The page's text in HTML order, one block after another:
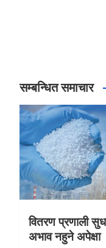
सम्बन्धित समाचार
वितरण प्रणाली
अभाव नहुने अपेक्षा